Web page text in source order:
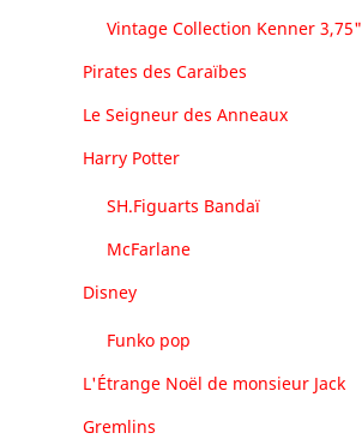
Vintage Collection Kenner 3,75"
Pirates des Caraïbes
Le Seigneur des Anneaux
Harry Potter
SH.Figuarts Bandaï
McFarlane
Disney
Funko pop
L'Étrange Noël de monsieur Jack
Gremlins